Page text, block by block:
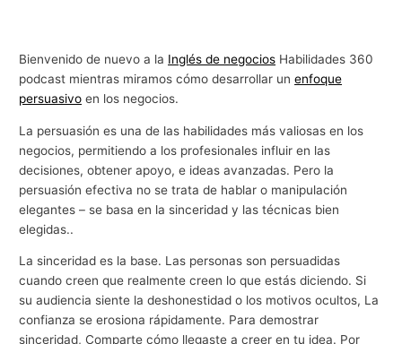
Bienvenido de nuevo a la Inglés de negocios Habilidades 360
podcast mientras miramos cómo desarrollar unenfoque
persuasivo en los negocios.
La persuasión es una de las habilidades más valiosas en los
negocios, permitiendo a los profesionales influir en las
decisiones, obtener apoyo, e ideas avanzadas. Pero la
persuasión efectiva no se trata de hablar o manipulación
elegantes – se basa en la sinceridad y las técnicas bien
elegidas..
La sinceridad es la base. Las personas son persuadidas
cuando creen que realmente creen lo que estás diciendo. Si
su audiencia siente la deshonestidad o los motivos ocultos, La
confianza se erosiona rápidamente. Para demostrar
sinceridad, Comparte cómo llegaste a creer en tu idea. Por